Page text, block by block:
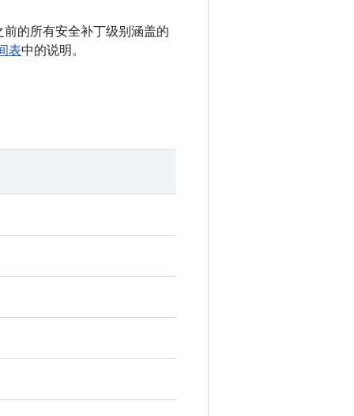
的所有安全补丁级别涵盖的
表中的说明。